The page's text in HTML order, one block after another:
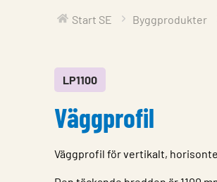
Start SE Byggprodukter
LP1100
Väggprofil
Väggprofil för vertikalt,